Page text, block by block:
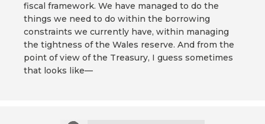
fiscal framework. We have managed to do the
things we need to do within the borrowing
constraints we currently have, within managing
the tightness of the Wales reserve. And from the
point of view of the Treasury, I guess sometimes
that looks like—